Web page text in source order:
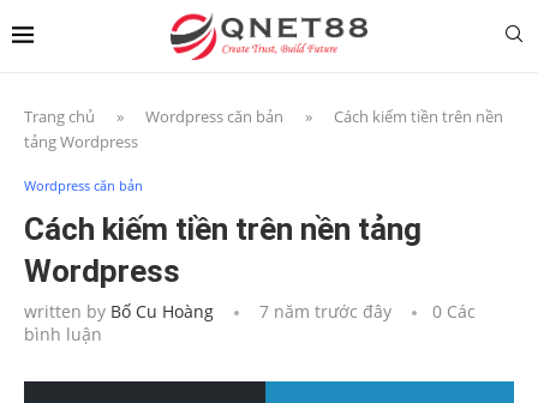
Trang chủ » Wordpress căn bản »
Cách kiếm tiền trên nền
tảng Wordpress
Wordpress căn bản
Cách kiếm tiền trên nền tảng
Wordpress
written by Bố Cu Hoàng 7 năm trước đây
0 Các
bình luận